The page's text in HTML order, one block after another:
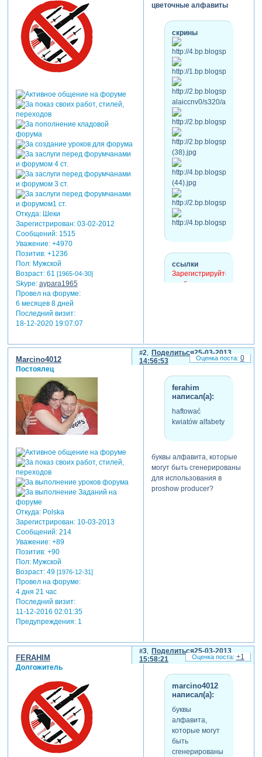
Откуда:Шеки
Зарегистрирован: 03-02-2012
Сообщений:1515
Уважение: +4970
Позитив: +1236
Пол:Мужской
Возраст:61 [1965-04-30]
Skype: aypara1965
Провел на форуме:
6 месяцев 8 дней
Последний визит:
18-12-2020 19:07:07
цветочные алфавиты
скрины
ссылки
Зарегистрируйтесь,
чтобы увидеть
Поделиться
2
25-03-2013
14:56:53
Marcino4012
Постоялец
Откуда:Polska
Зарегистрирован: 10-03-2013
Сообщений:214
Уважение: +89
Позитив: +90
Пол:Мужской
Возраст:49 [1976-12-31]
Провел на форуме:
4 дня 21 час
Последний визит:
11-12-2016 02:01:35
Предупреждения:1
ferahim
написал(а):
haftować
kwiatów alfabety
буквы алфавита, которые
могут быть сгенерированы
для использования в
proshow producer?
0
Поделиться
3
25-03-2013
15:58:21
FERAHIM
Долгожитель
marcino4012
написал(а):
буквы
алфавита,
которые могут
быть
сгенерированы
+1